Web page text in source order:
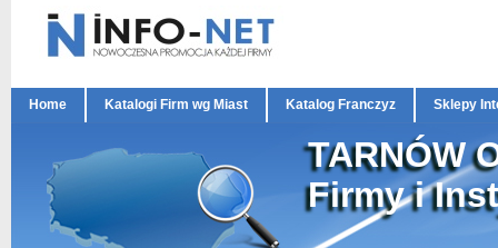
Home Katalogi Firm wg Miast Katalog Franczyz Sklepy
TARNÓW
Firmy i